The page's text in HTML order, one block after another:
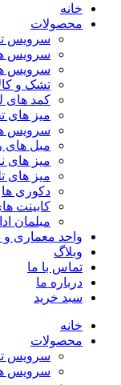
خانه
محصولات
سرویس
سرویس
سرویس
تشک و
کمد های
میز های
سرویس
مبل های
میز های
میز های
دکوری ها
کابینت
مبلمان
واحد معماری و
وبلاگ
تماس با ما
درباره ما
سبد خرید
خانه
محصولات
سرویس
سرویس